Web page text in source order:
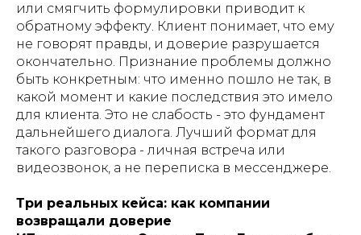
или смягчить формулировки приводит к
обратному эффекту. Клиент понимает, что ему
не говорят правды, и доверие разрушается
окончательно. Признание проблемы должно
быть конкретным: что именно пошло не так, в
какой момент и какие последствия это имело
для клиента. Это не слабость - это фундамент
дальнейшего диалога. Лучший формат для
такого разговора - личная встреча или
видеозвонок, а не переписка в мессенджере.
Три реальных кейса: как компании
возвращали доверие